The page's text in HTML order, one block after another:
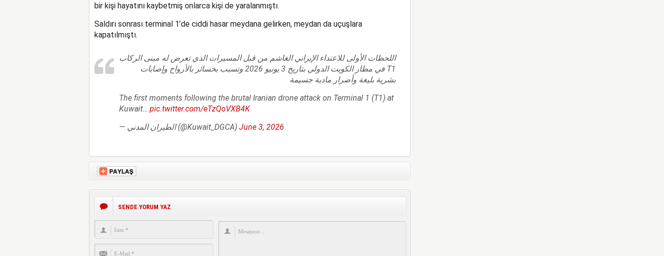
bir kişi hayatını kaybetmiş onlarca kişi de yaralanmıştı.
Saldırı sonrası terminal 1’de ciddi hasar meydana gelirken, meydan da uçuşlara
kapatılmıştı.
اللحظات الأولى للاعتداء الإيراني الغاشم من قبل المسيرات الذي تعرض له مبنى الركاب
T1 في مطار الكويت الدولي بتاريخ 3 يونيو 2026 وتسبب بخسائر بالأرواح وإصابات
بشرية بليغة وأضرار مادية جسيمة
The first moments following the brutal Iranian drone attack on Terminal 1 (T1) at
Kuwait… pic.twitter.com/eTzQoVXB4K
— الطيران المدني (@Kuwait_DGCA) June 3, 2026
SENDE YORUM YAZ